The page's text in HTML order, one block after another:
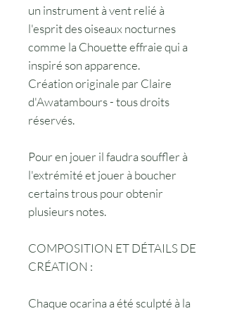
un instrument à vent relié à
l'esprit des oiseaux nocturnes
comme la Chouette effraie qui a
inspiré son apparence.
Création originale par Claire
d'Awatambours - tous droits
réservés.
Pour en jouer il faudra souffler à
l'extrémité et jouer à boucher
certains trous pour obtenir
plusieurs notes.
COMPOSITION ET DÉTAILS DE
CRÉATION :
Chaque ocarina a été sculpté à la